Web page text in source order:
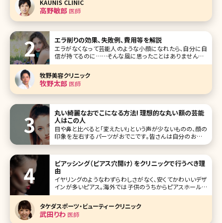
ているのか、本当のところは見えてこない。これまでのキャリ
アや、大切にしている理念
KAUNIS CLINIC
高野敏郎 医師
エラ削りの効果、失敗例、費用等を解説
エラがなくなって芸能人のような小顔になれたら、自分に自
信が持てるのに……そんな風に思ったことはありませんか?
エラが張っているとそれだけで顔が大きく見え、全体的にゴ
削りたいけれど、骨に手を加える勇気が出ないという方も多
いでしょう。今回はそんな方
牧野美容クリニック
牧野太郎 医師
丸い綺麗なおでこになる方法! 理想的な丸い額の芸能
人はこの人
目や鼻と比べると「変えたい!」という声が少ないものの、顔の
印象を左右するパーツがおでこです。皆さんは自分のおでこ
に満足していますか?美容大国・韓国ではおでこの美しさが
ピアッシング（ピアス穴開け）をクリニックで行うべき理
由
イヤリングのようなわずらわしさがなく、安くてかわいいデザ
インが多いピアス。海外では子供のうちからピアスホールを
開けておしゃれを楽しむ習慣がありますが、日本では高校生
くらいで初めてピアッシングをする人が多いようです。自分で
できる器具も売られていますが、安全性を考えると美容外
科・美容皮膚科でピアッシング
タケダスポーツ・ビューティークリニック
武田りわ 医師